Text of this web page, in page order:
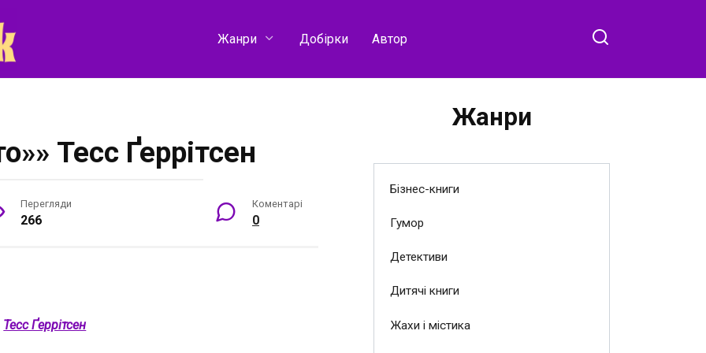
Жанри Добірки Автор
Тесс Ґеррітсен
Перегляди
266
Коментарі
0
Тесс Ґеррітсен
Жанри
Бізнес-книги
Гумор
Детективи
Дитячі книги
Жахи і містика